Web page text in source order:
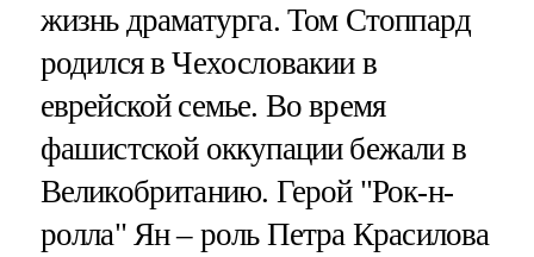
жизнь драматурга. Том Стоппард
родился в Чехословакии в
еврейской семье. Во время
фашистской оккупации бежали в
Великобританию. Герой "Рок-н-
ролла" Ян – роль Петра Красилова